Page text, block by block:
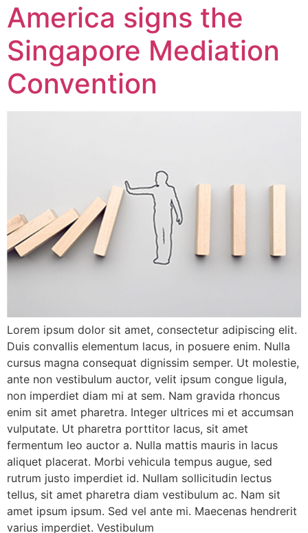
America signs the
Singapore Mediation
Convention
Lorem ipsum dolor sit amet, consectetur adipiscing elit.
Duis convallis elementum lacus, in posuere enim. Nulla
cursus magna consequat dignissim semper. Ut molestie,
ante non vestibulum auctor, velit ipsum congue ligula,
non imperdiet diam mi at sem. Nam gravida rhoncus
enim sit amet pharetra. Integer ultrices mi et accumsan
vulputate. Ut pharetra porttitor lacus, sit amet
fermentum leo auctor a. Nulla mattis mauris in lacus
aliquet placerat. Morbi vehicula tempus augue, sed
rutrum justo imperdiet id. Nullam sollicitudin lectus
tellus, sit amet pharetra diam vestibulum ac. Nam sit
amet ipsum ipsum. Sed vel ante mi. Maecenas hendrerit
varius imperdiet. Vestibulum